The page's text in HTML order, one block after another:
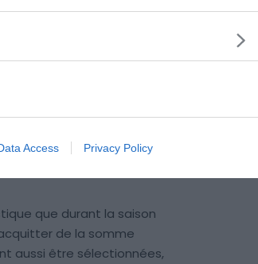
Access Privacy Policy
ailleurs, il est possible de
que durant la saison
de la somme
aussi être sélectionnées,